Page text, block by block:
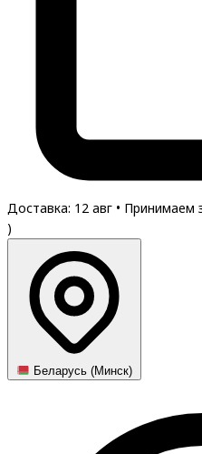
Доставка: 12 авг • Принимаем
)
Беларусь (Минск)